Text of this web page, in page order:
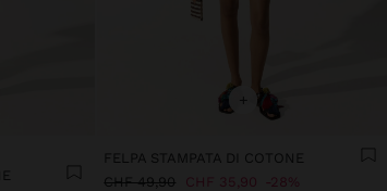
+
FELPA STAMPATA DI COTONE
CHF 49,90 CHF 35,90 28%